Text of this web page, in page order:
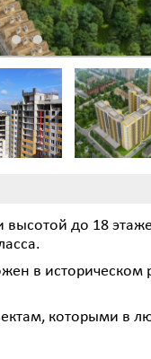
высотой до 18
в историческом
которыми в